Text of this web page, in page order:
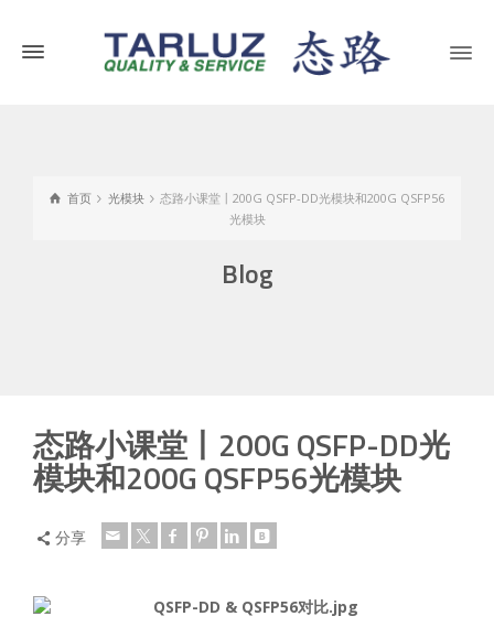
首页 光模块
态路小课堂丨200G QSFP-DD光模块和200G QSFP56
光模块
Blog
态路小课堂丨200G QSFP-DD光
模块和200G QSFP56光模块
分享